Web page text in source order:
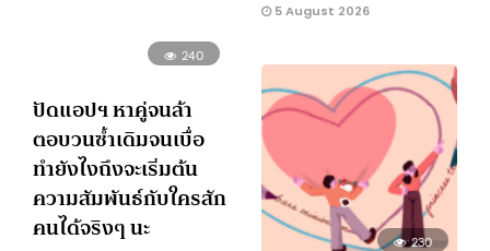
5 August 2026
240
ปัดแอปฯ หาคู่จนล้า
ตอบวนซ้ำเดิมจนเบื่อ
ทำยังไงถึงจะเริ่มต้น
ความสัมพันธ์กับใครสัก
คนได้จริงๆ นะ
230